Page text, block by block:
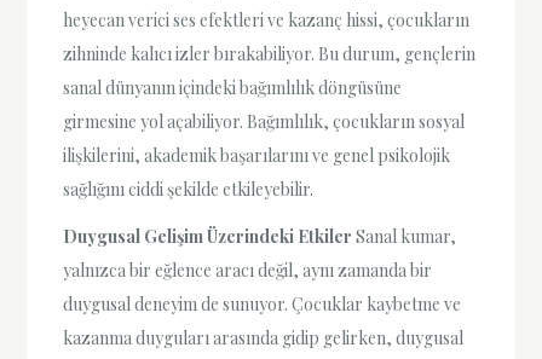
heyecan verici ses efektleri ve kazanç hissi, çocukların
zihninde kalıcı izler bırakabiliyor. Bu durum, gençlerin
sanal dünyanın içindeki bağımlılık döngüsüne
girmesine yol açabiliyor. Bağımlılık, çocukların sosyal
ilişkilerini, akademik başarılarını ve genel psikolojik
sağlığını ciddi şekilde etkileyebilir.
Duygusal Gelişim Üzerindeki Etkiler Sanal kumar,
yalnızca bir eğlence aracı değil, aynı zamanda bir
duygusal deneyim de sunuyor. Çocuklar kaybetme ve
kazanma duyguları arasında gidip gelirken, duygusal